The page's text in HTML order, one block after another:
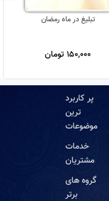
تبلیغ در ماه رمضان
150,000 تومان
پر کاربرد
ترین
موضوعات
خدمات
مشتریان
گروه های
برتر